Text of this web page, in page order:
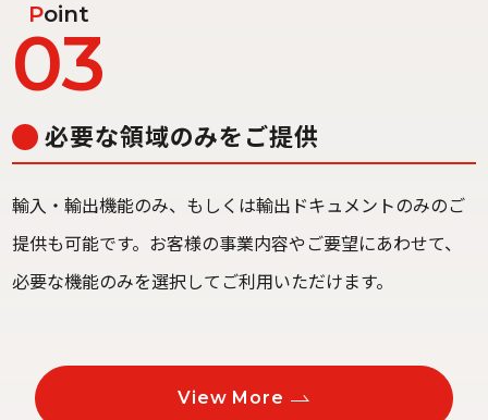
Point
03
必要な領域のみをご提供
輸入・輸出機能のみ、もしくは輸出ドキュメントのみのご
提供も可能です。お客様の事業内容やご要望にあわせて、
必要な機能のみを選択してご利用いただけます。
View More